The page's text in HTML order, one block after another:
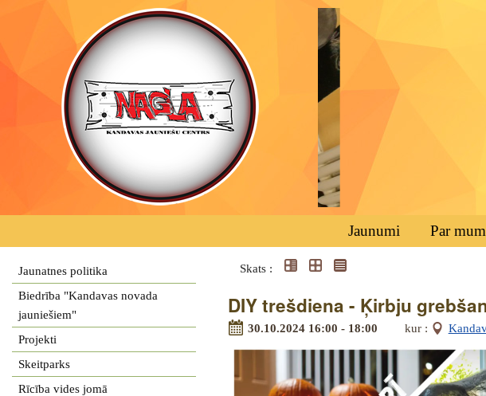
Jaunumi Par
Jaunatnes politika
Biedrība "Kandavas novada
jauniešiem"
Projekti
Skeitparks
Rīcība vides jomā
Skats :
DIY trešdiena - Ķirbju
30.10.2024 16:00 - 18:00 kur :